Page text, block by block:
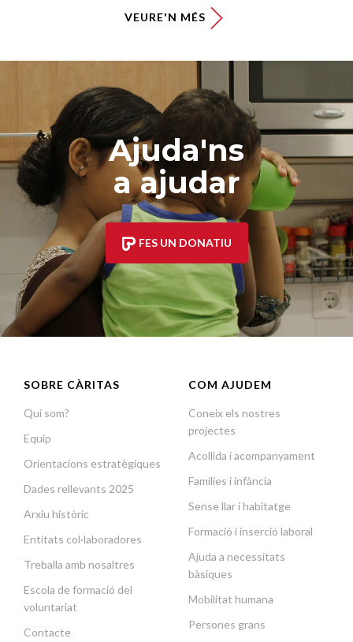
VEURE'N MÉS
Ajuda'ns
a ajudar
FES UN DONATIU
SOBRE CÀRITAS
Qui som?
Equip
Orientacions estratègiques
Dades rellevants 2025
Arxiu històric
Entitats col·laboradores
Treballa amb nosaltres
Escola de formació del
voluntariat
Contacte
COM AJUDEM
Coneix els nostres
projectes
Acollida i acompanyament
Famílies i infància
Sense llar i habitatge
Formació i inserció laboral
Ajuda a necessitats
bàsiques
Mobilitat humana
Persones grans